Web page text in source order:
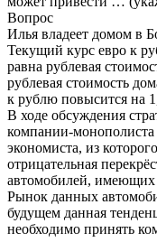
Вопрос
Илья владеет домом в
Текущий курс евро к
равна рублевая
рублевая стоимость
к рублю повысится на
В ходе обсуждения
компании-монополиста
экономиста, из
отрицательная
автомобилей, имеющих
Рынок данных
будущем данная
необходимо принять